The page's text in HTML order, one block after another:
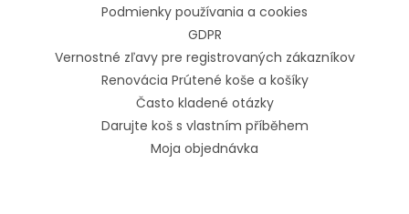
Podmienky používania a cookies
GDPR
Vernostné zľavy pre registrovaných zákazníkov
Renovácia Prútené koše a košíky
Často kladené otázky
Darujte koš s vlastním příběhem
Moja objednávka